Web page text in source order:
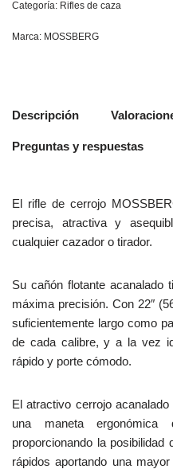
Categoría: Rifles de caza
Marca: MOSSBERG
Descripción
Preguntas y respuestas
El rifle de cerrojo
precisa, atractiva y
cualquier cazador o tirador.
Su cañón flotante acanalado
máxima precisión. Con 22″
suficientemente largo como
de cada calibre, y a la vez
rápido y porte cómodo.
El atractivo cerrojo
una maneta
proporcionando la posibilidad
rápidos aportando una